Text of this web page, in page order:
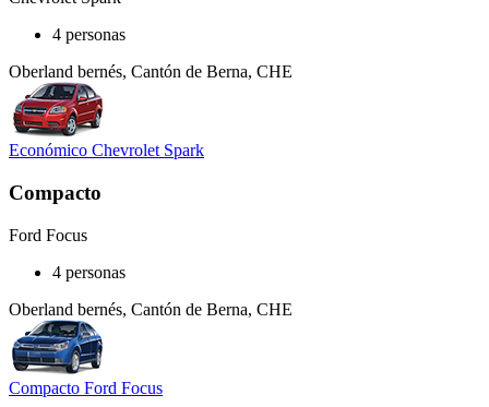
4 personas
Oberland bernés, Cantón de Berna, CHE
Económico Chevrolet Spark
Compacto
Ford Focus
4 personas
Oberland bernés, Cantón de Berna, CHE
Compacto Ford Focus